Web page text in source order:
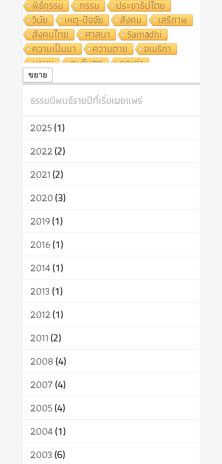
พิธีกรรม กรรม
ประชาธิปไตย
วินัย
เหตุ-ปัจจัย สังคม
เสรีภาพ
สังคมไทย
ศาสนา
Samādhi
ความเป็นมา
ความตาย
อเมริกา
พรหม
ตะวันตก
คุณค่า
ปฏิจจสมุปบาท
ศาสนาประจำชาติ
อินเดีย
ผู้บริโภค
ธรรมาธิปไตย
จักร
การแยกรัฐกับศาสนา
ธรรมชาติ
เทคโนโลยี
สิทธิ
พุทธบริษัท
อัตถะ
เทวดา
ขยาย
ธรรมนิพนธ์รายปีที่เริ่มเผยแพร่
2025(1)
2022(2)
2021 (2)
2020(3)
2019(1)
2016(1)
2014(1)
2013 (1)
2012(1)
2011 (2)
2008 (4)
2007(4)
2005(4)
2004(1)
2003 (6)